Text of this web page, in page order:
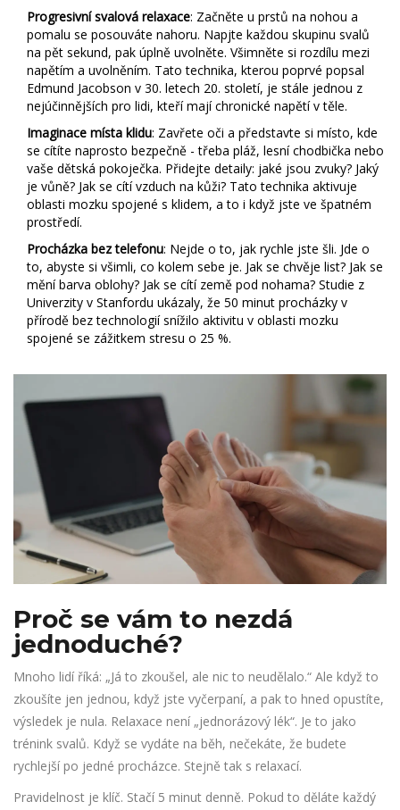
Progresivní svalová relaxace: Začněte u prstů na nohou a
pomalu se posouváte nahoru. Napjte každou skupinu svalů
na pět sekund, pak úplně uvolněte. Všimněte si rozdílu mezi
napětím a uvolněním. Tato technika, kterou poprvé popsal
Edmund Jacobson v 30. letech 20. století, je stále jednou z
nejúčinnějších pro lidi, kteří mají chronické napětí v těle.
Imaginace místa klidu: Zavřete oči a představte si místo, kde
se cítíte naprosto bezpečně - třeba pláž, lesní chodbička nebo
vaše dětská pokoječka. Přidejte detaily: jaké jsou zvuky? Jaký
je vůně? Jak se cítí vzduch na kůži? Tato technika aktivuje
oblasti mozku spojené s klidem, a to i když jste ve špatném
prostředí.
Procházka bez telefonu: Nejde o to, jak rychle jste šli. Jde o
to, abyste si všimli, co kolem sebe je. Jak se chvěje list? Jak se
mění barva oblohy? Jak se cítí země pod nohama? Studie z
Univerzity v Stanfordu ukázaly, že 50 minut procházky v
přírodě bez technologií snížilo aktivitu v oblasti mozku
spojené se zážitkem stresu o 25 %.
Proč se vám to nezdá
jednoduché?
Mnoho lidí říká: „Já to zkoušel, ale nic to neudělalo.“ Ale když to
zkoušíte jen jednou, když jste vyčerpaní, a pak to hned opustíte,
výsledek je nula. Relaxace není „jednorázový lék“. Je to jako
trénink svalů. Když se vydáte na běh, nečekáte, že budete
rychlejší po jedné procházce. Stejně tak s relaxací.
Pravidelnost je klíč. Stačí 5 minut denně. Pokud to děláte každý